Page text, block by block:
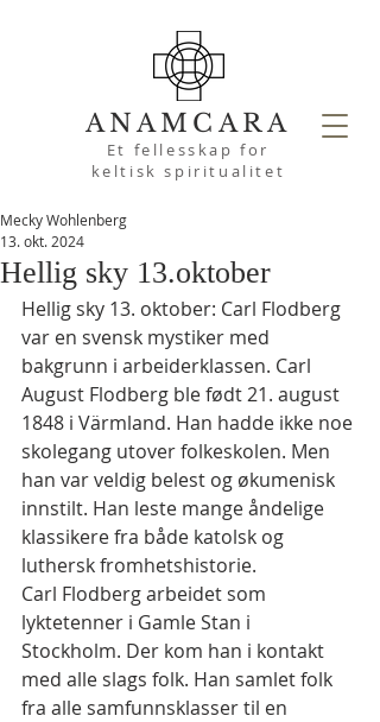
ANAMCARA
Et fellesskap for
keltisk spiritualitet
Hellig sky 13.oktober
Mecky Wohlenberg
13. okt. 2024
Hellig sky 13. oktober: Carl Flodberg
var en svensk mystiker med
bakgrunn i arbeiderklassen. Carl
August Flodberg ble født 21. august
1848 i Värmland. Han hadde ikke noe
skolegang utover folkeskolen. Men
han var veldig belest og økumenisk
innstilt. Han leste mange åndelige
klassikere fra både katolsk og
luthersk fromhetshistorie.
Carl Flodberg arbeidet som
lyktetenner i Gamle Stan i
Stockholm. Der kom han i kontakt
med alle slags folk. Han samlet folk
fra alle samfunnsklasser til en